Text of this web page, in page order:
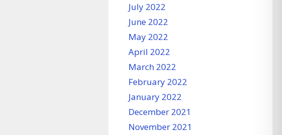
July 2022
June 2022
May 2022
April 2022
March 2022
February 2022
January 2022
December 2021
November 2021